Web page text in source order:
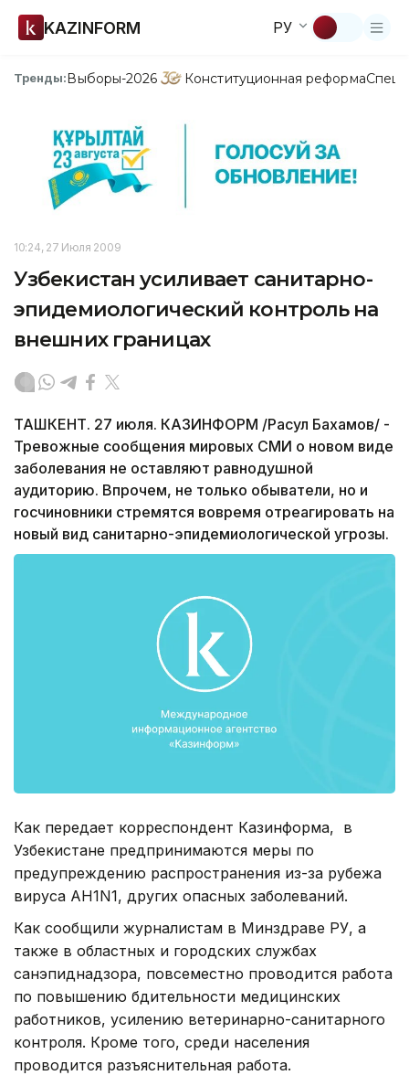
KAZINFORM РУ
Тренды:Выборы-2026 Конституционная реформа
10:24, 27 Июля 2009
Узбекистан усиливает санитарно-
эпидемиологический контроль на
внешних границах
ТАШКЕНТ. 27 июля. КАЗИНФОРМ /Расул Бахамов/ -
Тревожные сообщения мировых СМИ о новом виде
заболевания не оставляют равнодушной
аудиторию. Впрочем, не только обыватели, но и
госчиновники стремятся вовремя отреагировать на
новый вид санитарно-эпидемиологической угрозы.
Как передает корреспондент Казинформа, в
Узбекистане предпринимаются меры по
предупреждению распространения из-за рубежа
вируса АН1N1, других опасных заболеваний.
Как сообщили журналистам в Минздраве РУ, а
также в областных и городских службах
санэпиднадзора, повсеместно проводится работа
по повышению бдительности медицинских
работников, усилению ветеринарно-санитарного
контроля. Кроме того, среди населения
проводится разъяснительная работа.